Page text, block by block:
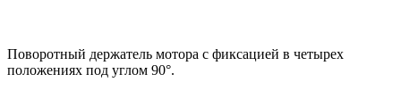
Поворотный держатель мотора с фиксацией в четырех
положениях под углом 90°.